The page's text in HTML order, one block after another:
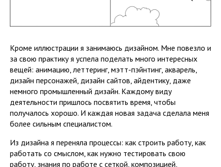
Кроме иллюстрации я занимаюсь дизайном. Мне повезло и
за свою практику я успела поделать много интересных
вещей: анимацию, леттеринг, мэтт-пэйнтинг, акварель,
дизайн персонажей, дизайн сайтов, айдентику, даже
немного промышленный дизайн. Каждому виду
деятельности пришлось посвятить время, чтобы
получалось хорошо. И каждая новая задача сделала меня
более сильным специалистом.
Из дизайна я переняла процессы: как строить работу, как
работать со смыслом, как нужно тестировать свою
работу, знания по работе с сеткой, композицией,